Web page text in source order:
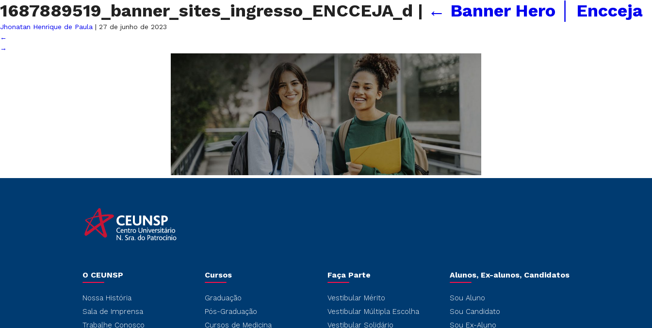
1687889519_banner_sites_ingresso_ENCCEJA_d | ← Banner Hero │ Encceja
Jhonatan Henrique de Paula | 27 de junho de 2023
←
→
O CEUNSP
Nossa História
Sala de Imprensa
Trabalhe Conosco
Cursos
Graduação
Pós-Graduação
Cursos de Medicina
Faça Parte
Vestibular Mérito
Vestibular Múltipla Escolha
Vestibular Solidário
Alunos, Ex-alunos, Candidatos
Sou Aluno
Sou Candidato
Sou Ex-Aluno